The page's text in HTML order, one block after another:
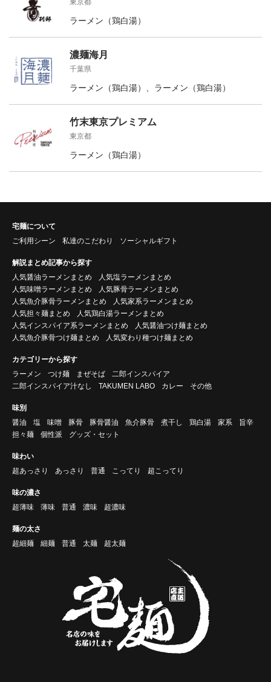
東京都
ラーメン（鶏白湯）
濃麺海月
千葉県
ラーメン（鶏白湯）、ラーメン（鶏白湯）
竹末東京プレミアム
東京都
ラーメン（鶏白湯）
宅麺について
ご利用シーン
私達のこだわり ソーシャルギフト
解説まとめ記事から探す
人気醤油ラーメンまとめ
人気塩ラーメンまとめ
人気味噌ラーメンまとめ
人気豚骨ラーメンまとめ
人気魚介豚骨ラーメンまとめ
人気家系ラーメンまとめ
人気担々麺まとめ
人気鶏白湯ラーメンまとめ
人気インスパイア系ラーメンまとめ
人気醤油つけ麺まとめ
人気魚介豚骨つけ麺まとめ
人気変わり種つけ麺まとめ
カテゴリーから探す
ラーメン
つけ麺 まぜそば
二郎インスパイア
二郎インスパイア汁なし
TAKUMEN LABO カレー その他
味別
醤油
塩 味噌 豚骨 豚骨醤油 魚介豚骨 煮干し 鶏白湯 家系
旨辛
担々麺
個性派 グッズ・セット
味わい
超あっさり
あっさり 普通 こってり 超こってり
味の濃さ
超薄味
薄味 普通 濃味 超濃味
麺の太さ
超細麺
細麺 普通 太麺 超太麺